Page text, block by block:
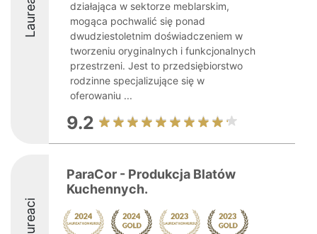
Laureaci
działająca w sektorze meblarskim,
mogąca pochwalić się ponad
dwudziestoletnim doświadczeniem w
tworzeniu oryginalnych i funkcjonalnych
przestrzeni. Jest to przedsiębiorstwo
rodzinne specjalizujące się w
oferowaniu ...
9.2
Laureaci
ParaCor - Produkcja Blatów
Kuchennych.